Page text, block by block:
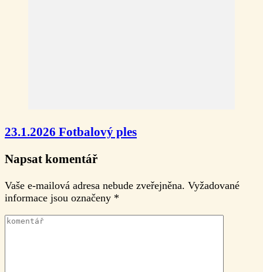
23.1.2026 Fotbalový ples
Napsat komentář
Vaše e-mailová adresa nebude zveřejněna. Vyžadované
informace jsou označeny *
komentář